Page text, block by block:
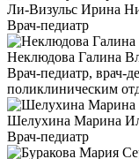
Ли-Визульс Ирина
Врач-педиатр
Неклюдова Галина
Врач-педиатр, врач-
поликлиническим
Шелухина Марина
Врач-педиатр